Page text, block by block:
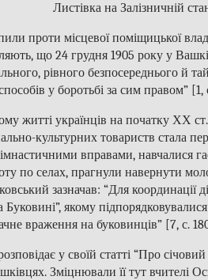
Листівка на Залізничній
проти місцевої поміщицької
що 24 грудня 1905 року у
рівного безпосереднього й
у боротьбі за сим правом” [1,
житті українців на початку ХХ
культурних товариств стала
вправами, навчалися
по селах, прагнули навернути
зазначав: “Для координації
Буковині”, якому
враження на буковинців” [7, с.
у своїй статті “Про
Зміцнювали її тут вчителі